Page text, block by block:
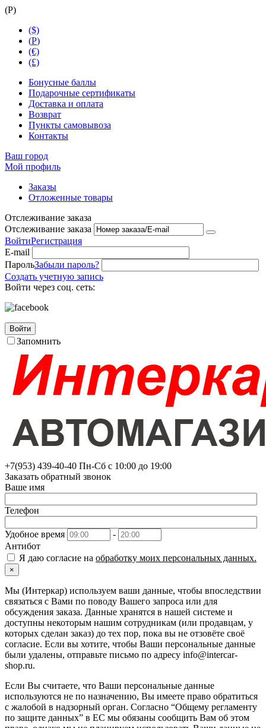
(Р)
($)
(Р)
(€)
(£)
Бонусные баллы
Подарочные сертификаты
Доставка и оплата
Возврат
Пункты самовывоза
Контакты
Ваш город
Мой профиль
Заказы
Отложенные товары
Отслеживание заказа
Отслеживание заказа
ВойтиРегистрация
E-mail
ПарольЗабыли пароль?
Создать учетную запись
Войти через соц. сеть:
Войти
Запомнить
+7(953) 439-40-40 Пн-Сб с 10:00 до 19:00
Заказать обратный звонок
Ваше имя
Телефон
Удобное время
-
Антибот
Я даю согласие на обработку моих персональных данных.
×
Мы (Интеркар) используем ваши данные, чтобы впоследствии
связаться с Вами по поводу Вашего запроса или для
обсуждения заказа. Данные хранятся в нашей системе и
доступны некоторым нашим сотрудникам (или продавцам, у
которых сделан заказ) до тех пор, пока вы не отзовёте своё
согласие. Если вы хотите, чтобы Ваши персональные данные
были удалены, отправьте письмо по адресу info@intercar-
shop.ru.
Если Вы считаете, что Ваши персональные данные
используются не по назначению, Вы имеете право обратиться
с жалобой в надзорный орган. Согласно “Общему регламенту
по защите данных” в ЕС мы обязаны сообщить Вам об этом